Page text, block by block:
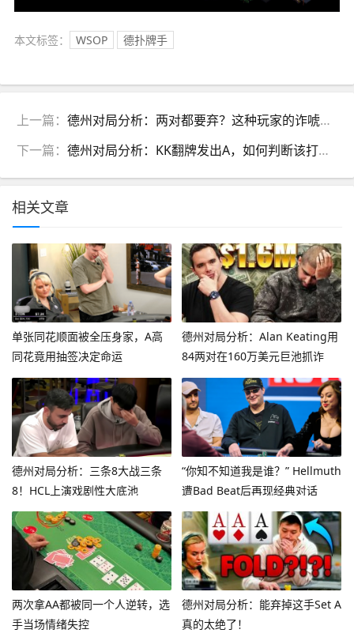
本文标签： WSOP 德扑牌手
上一篇： 德州对局分析：两对都要弃？这种玩家的诈唬，可不能轻易抓
下一篇： 德州对局分析：KK翻牌发出A，如何判断该打还是该弃？
相关文章
单张同花顺面被全压身家，A高
同花竟用抽签决定命运
德州对局分析：Alan Keating用
84两对在160万美元巨池抓诈
德州对局分析：三条8大战三条
8！HCL上演戏剧性大底池
“你知不知道我是谁？” Hellmuth
遭Bad Beat后再现经典对话
两次拿AA都被同一个人逆转，选
手当场情绪失控
德州对局分析：能弃掉这手Set A
真的太绝了！